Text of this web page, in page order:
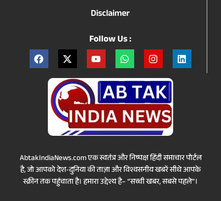
Disclaimer
Follow Us :
AbtakIndiaNews.com एक स्वतंत्र और निष्पक्ष हिंदी समाचार पोर्टल
है, जो आपको देश-दुनिया की ताज़ा और विश्वसनीय खबरें सीधे आपके
स्क्रीन तक पहुंचाता है। हमारा उद्देश्य है– “सच्ची खबर, सबसे पहले”।